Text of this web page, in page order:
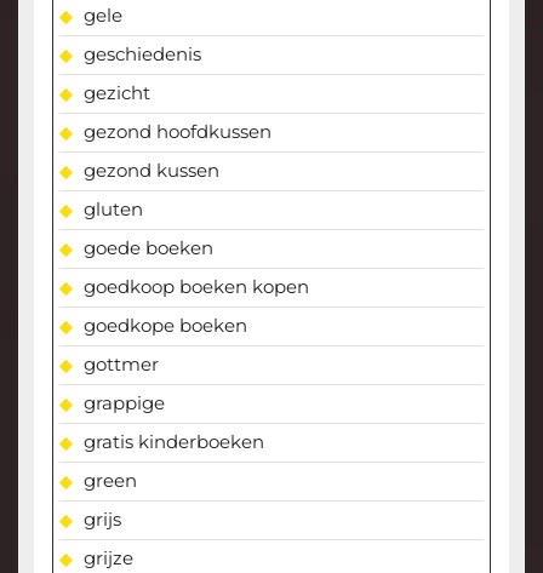
gele
geschiedenis
gezicht
gezond hoofdkussen
gezond kussen
gluten
goede boeken
goedkoop boeken kopen
goedkope boeken
gottmer
grappige
gratis kinderboeken
green
grijs
grijze